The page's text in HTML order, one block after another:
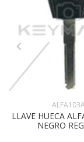
LLAVE HUECA
NEGRO